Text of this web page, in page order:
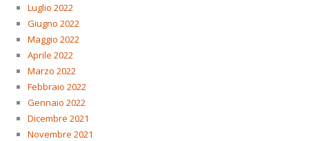
Luglio 2022
Giugno 2022
Maggio 2022
Aprile 2022
Marzo 2022
Febbraio 2022
Gennaio 2022
Dicembre 2021
Novembre 2021